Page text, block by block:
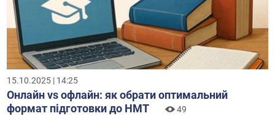
15.10.2025 | 14:25
Онлайн vs офлайн: як обрати оптимальний
формат підготовки до НМТ
49